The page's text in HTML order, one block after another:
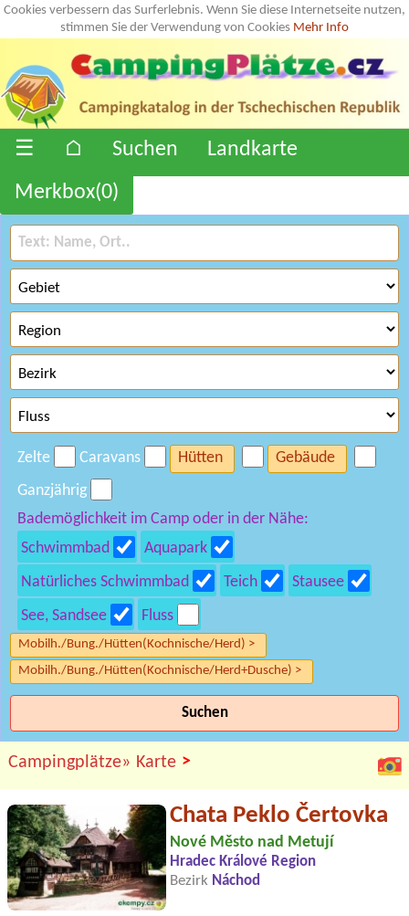
Cookies verbessern das Surferlebnis. Wenn Sie diese Internetseite nutzen,
stimmen Sie der Verwendung von Cookies Mehr Info
☰ ⌂ Suchen
Landkarte
Merkbox(0)
Zelte Caravans Hütten
Gebäude
Ganzjährig
Bademöglichkeit im Camp oder in der Nähe:
Schwimmbad
Aquapark
Natürliches Schwimmbad
Teich
Stausee
See, Sandsee
Fluss
Mobilh./Bung./Hütten(Kochnische/Herd) >
Mobilh./Bung./Hütten(Kochnische/Herd+Dusche) >
Suchen
Campingplätze» Karte >
Chata Peklo Čertovka
Nové Město nad Metují
Hradec Králové Region
Bezirk Náchod